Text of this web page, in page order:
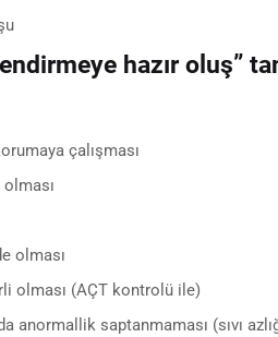
hazır oluş”
çalışması
olması
olması (AÇT kontrolü ile)
anormallik saptanmaması (sıvı